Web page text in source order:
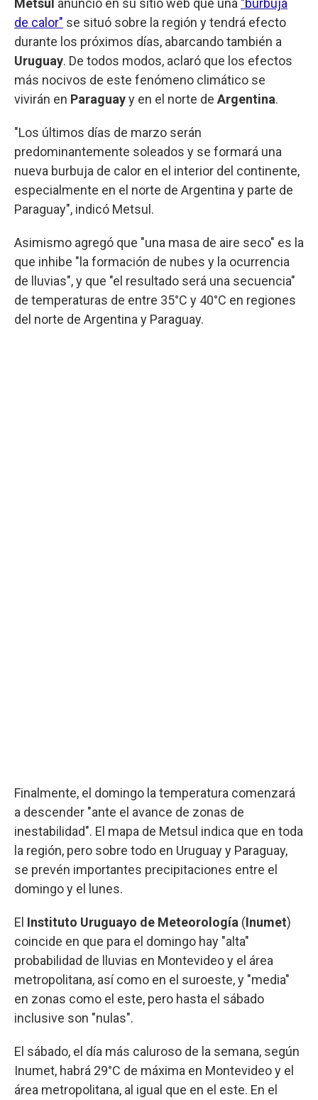
Metsul anunció en su sitio web que una "burbuja
de calor" se situó sobre la región y tendrá efecto
durante los próximos días, abarcando también a
Uruguay. De todos modos, aclaró que los efectos
más nocivos de este fenómeno climático se
vivirán en Paraguayy en el norte de Argentina.
"Los últimos días de marzo serán
predominantemente soleados y se formará una
nueva burbuja de calor en el interior del continente,
especialmente en el norte de Argentina y parte de
Paraguay", indicó Metsul.
Asimismo agregó que "una masa de aire seco" es la
que inhibe "la formación de nubes y la ocurrencia
de lluvias", y que "el resultado será una secuencia"
de temperaturas de entre 35°C y 40°C en regiones
del norte de Argentina y Paraguay.
Finalmente, el domingo la temperatura comenzará
a descender "ante el avance de zonas de
inestabilidad". El mapa de Metsul indica que en toda
la región, pero sobre todo en Uruguay y Paraguay,
se prevén importantes precipitaciones entre el
domingo y el lunes.
El Instituto Uruguayo de Meteorología (Inumet)
coincide en que para el domingo hay "alta"
probabilidad de lluvias en Montevideo y el área
metropolitana, así como en el suroeste, y "media"
en zonas como el este, pero hasta el sábado
inclusive son "nulas".
El sábado, el día más caluroso de la semana, según
Inumet, habrá 29°C de máxima en Montevideo y el
área metropolitana, al igual que en el este. En el